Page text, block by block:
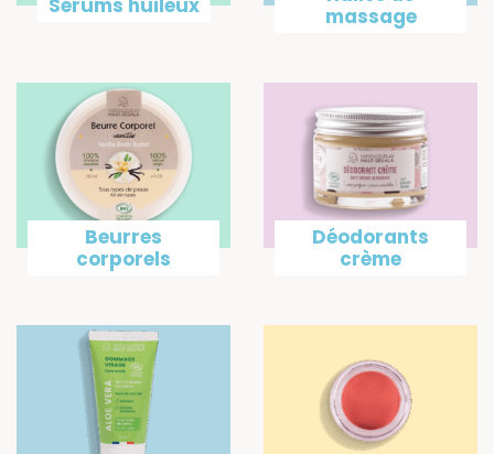
massage
Beurres
corporels
Déodorants
crème